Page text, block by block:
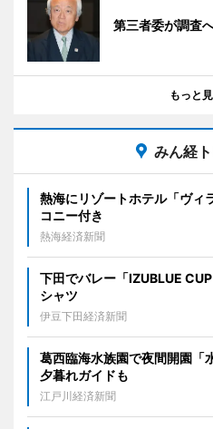
第三者委が調査
もっと
みん経
熱海にリゾートホテル「ヴ
コニー付き
熱海経済新聞
下田でバレー「IZUBLUE
シャツ
伊豆下田経済新聞
葛西臨海水族園で夜間開園
夕暮れガイドも
江戸川経済新聞